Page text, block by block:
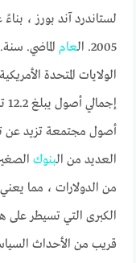
لستاندرد آند بورز ،
2005. ال
عام الماضي.
الولايات المتحدة
إجمالي أصول يبلغ 12.2 تريليون دولار ، وأربعة
أصول مجتمعة تزيد عن
العديد من البنوك
من الدولارات ، مما
الكبرى التي تسيطر على
قريب من الأحداث